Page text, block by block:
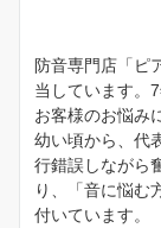
防音専門店「ピ
当しています。
お客様のお悩み
幼い頃から、代
行錯誤しながら
り、「音に悩む
付いています。